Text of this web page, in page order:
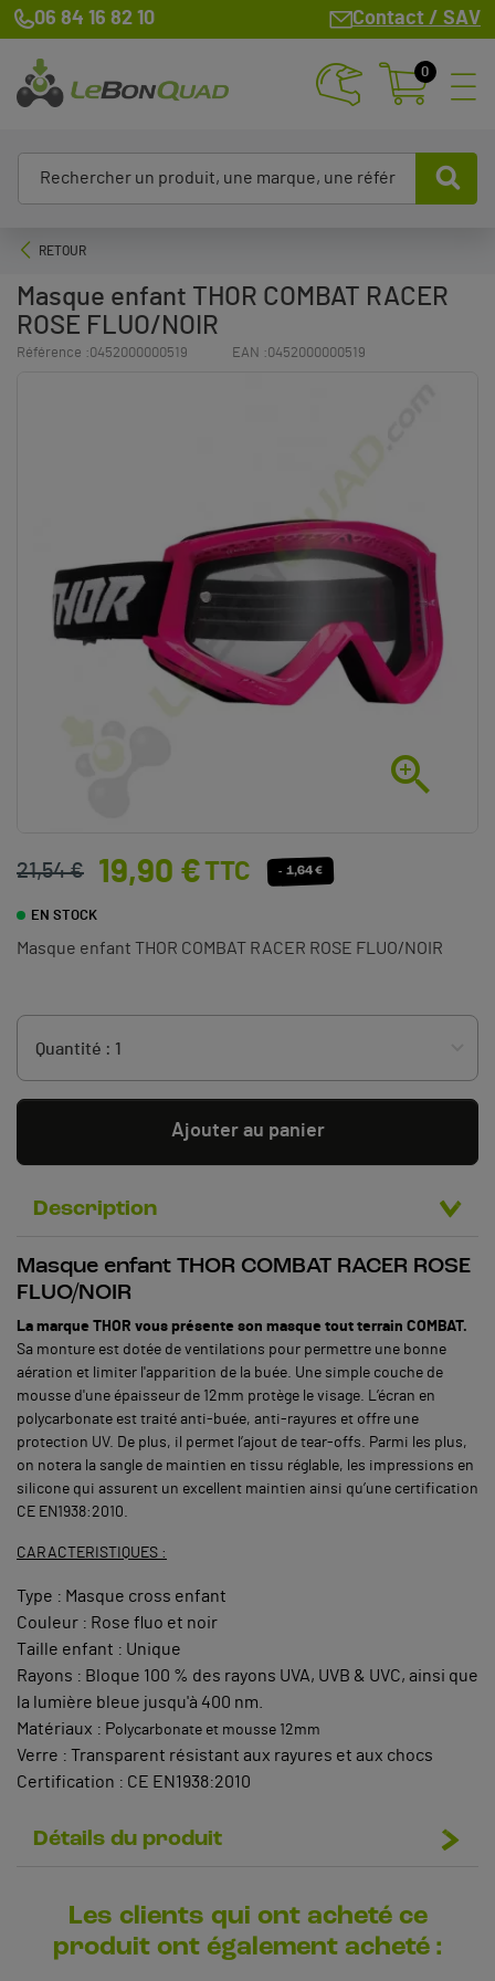
06 84 16 82 10 Contact / SAV
0
RETOUR
Masque enfant THOR COMBAT RACER
ROSE FLUO/NOIR
Référence :0452000000519 EAN :0452000000519

21,54 € 19,90 €TTC - 1,64 €
EN STOCK
Masque enfant THOR COMBAT RACER ROSE FLUO/NOIR
Ajouter au panier
Description
Masque enfant THOR COMBAT RACER ROSE
FLUO/NOIR
La marque THOR vous présente son masque tout terrain COMBAT.
Sa monture est dotée de ventilations pour permettre une bonne
aération et limiter l'apparition de la buée. Une simple couche de
mousse d'une épaisseur de 12mm protège le visage. L’écran en
polycarbonate est traité anti-buée, anti-rayures et offre une
protection UV. De plus, il permet l’ajout de tear-offs. Parmi les plus,
on notera la sangle de maintien en tissu réglable, les impressions en
silicone qui assurent un excellent maintien ainsi qu’une certification
CE EN1938:2010.
CARACTERISTIQUES :
Type : Masque cross enfant
Couleur : Rose fluo et noir
Taille enfant : Unique
Rayons : Bloque 100 % des rayons UVA, UVB & UVC, ainsi que
la lumière bleue jusqu'à 400 nm.
Matériaux : Polycarbonate et mousse 12mm
Verre : Transparent résistant aux rayures et aux chocs
Certification : CE EN1938:2010
Détails du produit
Les clients qui ont acheté ce
produit ont également acheté :